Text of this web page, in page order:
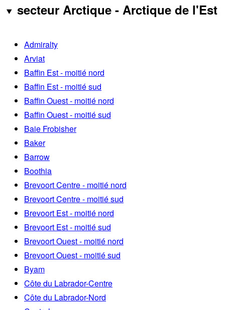
secteur Arctique - Arctique de l'Est
Admiralty
Arviat
Baffin Est - moitié nord
Baffin Est - moitié sud
Baffin Ouest - moitié nord
Baffin Ouest - moitié sud
Baie Frobisher
Baker
Barrow
Boothia
Brevoort Centre - moitié nord
Brevoort Centre - moitié sud
Brevoort Est - moitié nord
Brevoort Est - moitié sud
Brevoort Ouest - moitié nord
Brevoort Ouest - moitié sud
Byam
Côte du Labrador-Centre
Côte du Labrador-Nord